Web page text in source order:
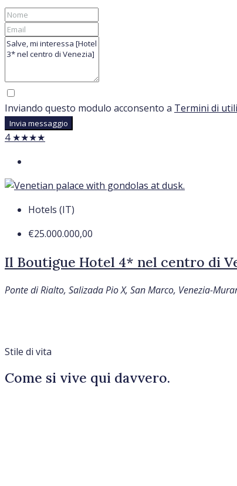
Inviando questo modulo acconsento a Termini di
Invia messaggio
4 ★★★★
Hotels (IT)
€25.000.000,00
Il Boutigue Hotel 4* nel centro di
Ponte di Rialto, Salizada Pio X, San Marco, Venezia-
Stile di vita
Come si vive qui davvero.